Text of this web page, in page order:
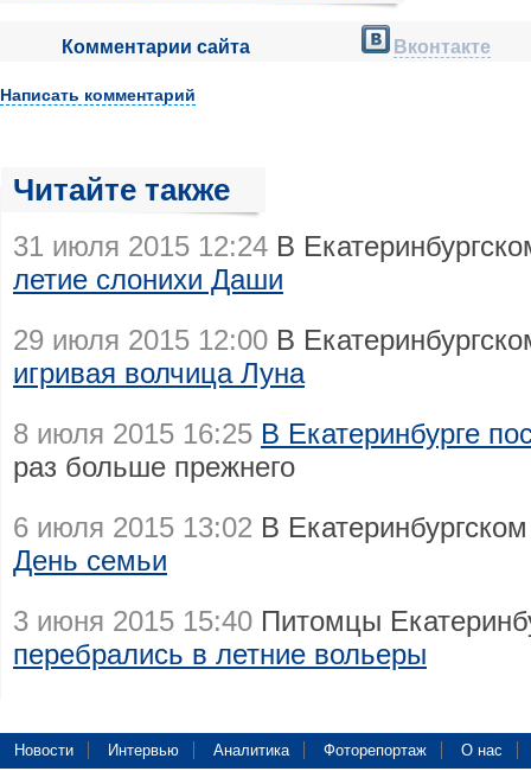
Комментарии сайта Вконтакте
Написать комментарий
Читайте также
31 июля 2015 12:24 В
летие слонихи Даши
29 июля 2015 12:00 В
игривая волчица Луна
8 июля 2015 16:25 В Екатеринбурге
раз больше прежнего
6 июля 2015 13:02 В
День семьи
3 июня 2015 15:40 Питомцы
перебрались в летние вольеры
Новости Интервью Аналитика Фоторепортаж О нас